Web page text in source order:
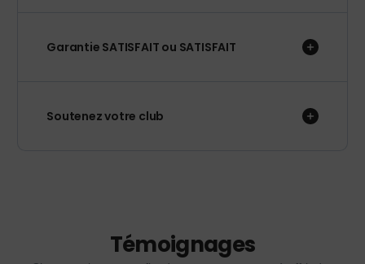
Garantie SATISFAIT ou SATISFAIT
Soutenez votre club
Témoignages